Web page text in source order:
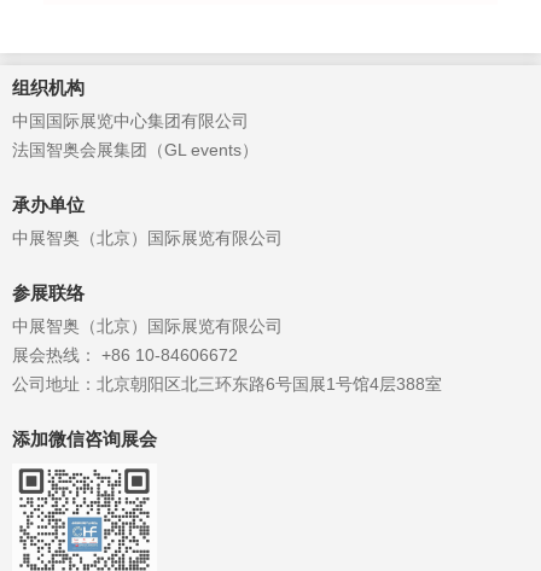
组织机构
中国国际展览中心集团有限公司
法国智奥会展集团（GL events）
承办单位
中展智奥（北京）国际展览有限公司
参展联络
中展智奥（北京）国际展览有限公司
展会热线： +86 10-84606672
公司地址：北京朝阳区北三环东路6号国展1号馆4层388室
添加微信咨询展会